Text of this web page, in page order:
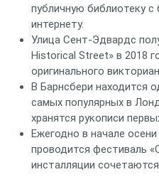
публичную библиотеку
интернету.
Улица Сент‑Эдвардс
Historical Street» в 2018
оригинального
В Барнсбери находится
самых популярных в
хранятся рукописи
Ежегодно в начале
проводится фестиваль
инсталляции